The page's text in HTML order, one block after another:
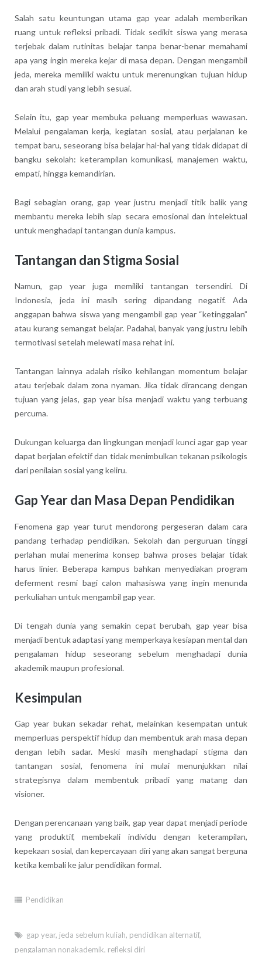
Salah satu keuntungan utama gap year adalah memberikan
ruang untuk refleksi pribadi. Tidak sedikit siswa yang merasa
terjebak dalam rutinitas belajar tanpa benar-benar memahami
apa yang ingin mereka kejar di masa depan. Dengan mengambil
jeda, mereka memiliki waktu untuk merenungkan tujuan hidup
dan arah studi yang lebih sesuai.
Selain itu, gap year membuka peluang memperluas wawasan.
Melalui pengalaman kerja, kegiatan sosial, atau perjalanan ke
tempat baru, seseorang bisa belajar hal-hal yang tidak didapat di
bangku sekolah: keterampilan komunikasi, manajemen waktu,
empati, hingga kemandirian.
Bagi sebagian orang, gap year justru menjadi titik balik yang
membantu mereka lebih siap secara emosional dan intelektual
untuk menghadapi tantangan dunia kampus.
Tantangan dan Stigma Sosial
Namun, gap year juga memiliki tantangan tersendiri. Di
Indonesia, jeda ini masih sering dipandang negatif. Ada
anggapan bahwa siswa yang mengambil gap year “ketinggalan”
atau kurang semangat belajar. Padahal, banyak yang justru lebih
termotivasi setelah melewati masa rehat ini.
Tantangan lainnya adalah risiko kehilangan momentum belajar
atau terjebak dalam zona nyaman. Jika tidak dirancang dengan
tujuan yang jelas, gap year bisa menjadi waktu yang terbuang
percuma.
Dukungan keluarga dan lingkungan menjadi kunci agar gap year
dapat berjalan efektif dan tidak menimbulkan tekanan psikologis
dari penilaian sosial yang keliru.
Gap Year dan Masa Depan Pendidikan
Fenomena gap year turut mendorong pergeseran dalam cara
pandang terhadap pendidikan. Sekolah dan perguruan tinggi
perlahan mulai menerima konsep bahwa proses belajar tidak
harus linier. Beberapa kampus bahkan menyediakan program
deferment resmi bagi calon mahasiswa yang ingin menunda
perkuliahan untuk mengambil gap year.
Di tengah dunia yang semakin cepat berubah, gap year bisa
menjadi bentuk adaptasi yang memperkaya kesiapan mental dan
pengalaman hidup seseorang sebelum menghadapi dunia
akademik maupun profesional.
Kesimpulan
Gap year bukan sekadar rehat, melainkan kesempatan untuk
memperluas perspektif hidup dan membentuk arah masa depan
dengan lebih sadar. Meski masih menghadapi stigma dan
tantangan sosial, fenomena ini mulai menunjukkan nilai
strategisnya dalam membentuk pribadi yang matang dan
visioner.
Dengan perencanaan yang baik, gap year dapat menjadi periode
yang produktif, membekali individu dengan keterampilan,
kepekaan sosial, dan kepercayaan diri yang akan sangat berguna
ketika kembali ke jalur pendidikan formal.
Pendidikan
gap year, jeda sebelum kuliah, pendidikan alternatif,
pengalaman nonakademik, refleksi diri